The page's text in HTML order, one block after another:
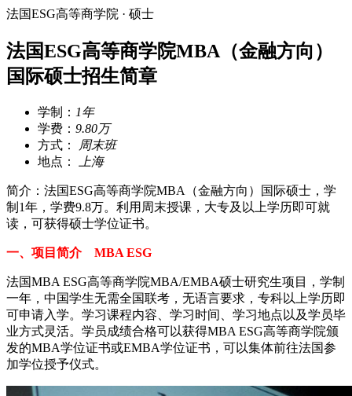
法国ESG高等商学院 · 硕士
法国ESG高等商学院MBA（金融方向）
国际硕士招生简章
学制： 1年
学费： 9.80万
方式：
周末班
地点：
上海
简介：法国ESG高等商学院MBA（金融方向）国际硕士，学
制1年，学费9.8万。利用周末授课，大专及以上学历即可就
读，可获得硕士学位证书。
一、项目简介 MBA ESG
法国MBA ESG高等商学院MBA/EMBA硕士研究生项目，学制
一年，中国学生无需全国联考，无语言要求，专科以上学历即
可申请入学。学习课程内容、学习时间、学习地点以及学员毕
业方式灵活。学员成绩合格可以获得MBA ESG高等商学院颁
发的MBA学位证书或EMBA学位证书，可以集体前往法国参
加学位授予仪式。